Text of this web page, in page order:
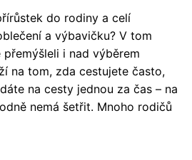
do rodiny a celí
a výbavičku? V tom
i nad výběrem
na tom, zda cestujete často,
na cesty jednou za čas – na
nemá šetřit. Mnoho rodičů